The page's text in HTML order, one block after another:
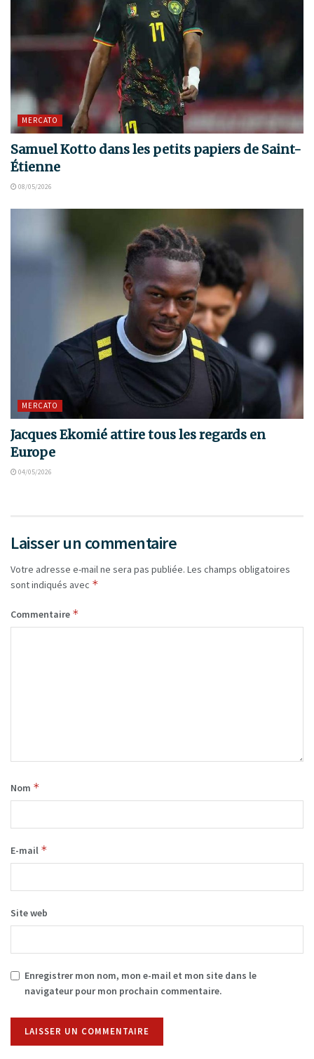
MERCATO
Samuel Kotto dans les petits papiers de Saint-
Étienne
08/05/2026
MERCATO
Jacques Ekomié attire tous les regards en
Europe
04/05/2026
Laisser un commentaire
Votre adresse e-mail ne sera pas publiée. Les champs obligatoires
sont indiqués avec *
Commentaire *
Nom *
E-mail *
Site web
Enregistrer mon nom, mon e-mail et mon site dans le
navigateur pour mon prochain commentaire.